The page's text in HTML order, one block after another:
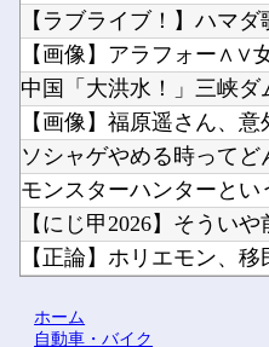
【画像】福原遥さん、
ソシャゲやめる時ってど
ホーム
自動車・バイク